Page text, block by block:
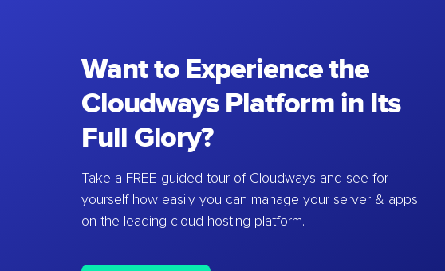
Want to Experience the
Cloudways Platform in Its
Full Glory?
Take a FREE guided tour of Cloudways and see for
yourself how easily you can manage your server & apps
on the leading cloud-hosting platform.